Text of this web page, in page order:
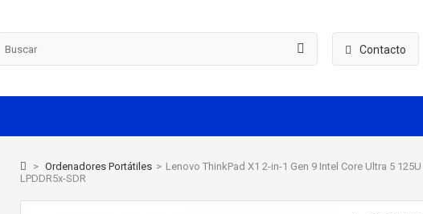
Contacto
> Ordenadores Portátiles > Lenovo ThinkPad X1 2-in-1 Gen 9 Intel Core Ultra 5
LPDDR5x-SDR